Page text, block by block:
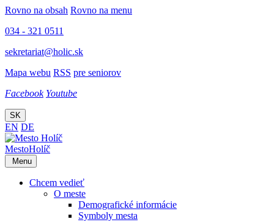
Rovno na obsah Rovno na menu
034 - 321 0511
sekretariat@holic.sk
Mapa webu RSS pre seniorov
Facebook Youtube
SK
EN DE
MestoHolíč
Menu
Chcem vedieť
O meste
Demografické informácie
Symboly mesta